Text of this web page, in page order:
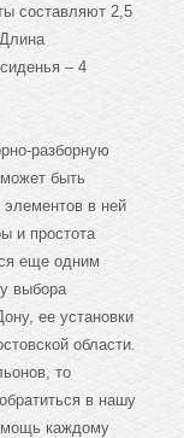
составляют 2,5
– 4
разборную
быть
элементов в ней
и простота
еще одним
выбора
ее установки
области.
то
в нашу
каждому